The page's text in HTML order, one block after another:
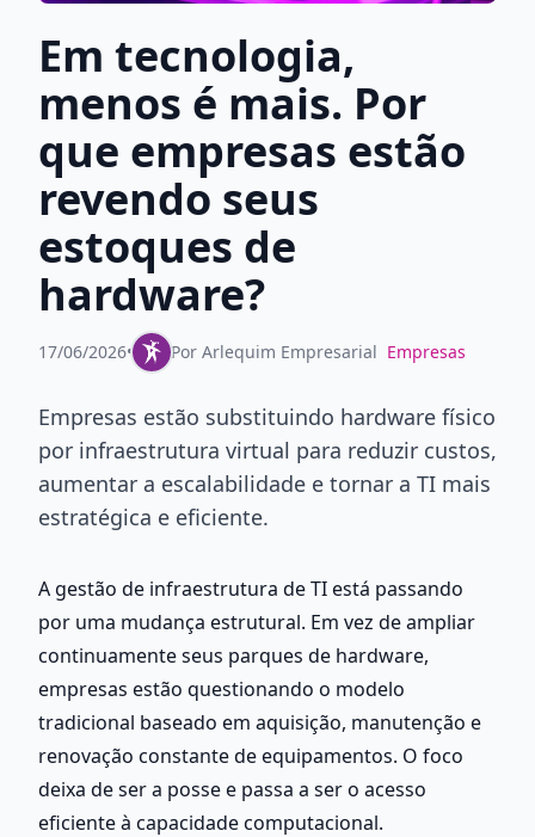
Em tecnologia,
menos é mais. Por
que empresas estão
revendo seus
estoques de
hardware?
17/06/2026• Por Arlequim Empresarial Empresas
Empresas estão substituindo hardware físico
por infraestrutura virtual para reduzir custos,
aumentar a escalabilidade e tornar a TI mais
estratégica e eficiente.
A gestão de infraestrutura de TI está passando
por uma mudança estrutural. Em vez de ampliar
continuamente seus parques de hardware,
empresas estão questionando o modelo
tradicional baseado em aquisição, manutenção e
renovação constante de equipamentos. O foco
deixa de ser a posse e passa a ser o acesso
eficiente à capacidade computacional.